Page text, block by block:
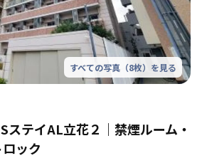
すべての写真（8枚）を見る
ステイAL立花２｜禁煙ルーム・
ック